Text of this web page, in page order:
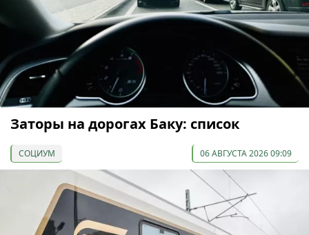
Заторы на дорогах Баку: список
СОЦИУМ 06 АВГУСТА 2026 09:09